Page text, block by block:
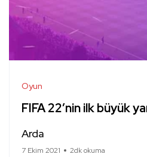
Oyun
FIFA 22’nin ilk büyük
Arda
7 Ekim 2021 2dk okuma